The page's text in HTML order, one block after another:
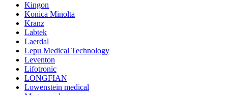
Kingon
Konica Minolta
Kranz
Labtek
Laerdal
Lepu Medical Technology
Leventon
Lifotronic
LONGFIAN
Lowenstein medical